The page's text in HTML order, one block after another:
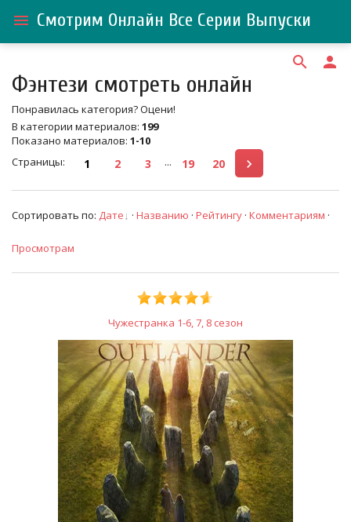
menu Смотрим Онлайн Все Серии Выпуски
search person
Фэнтези смотреть онлайн
Понравилась категория? Оцени!
В категории материалов: 199
Показано материалов: 1-10
Страницы: 1 2 3 ... 19 20
Сортировать по: Дате · Названию · Рейтингу · Комментариям ·
Просмотрам
Чужестранка 1-6, 7, 8 сезон